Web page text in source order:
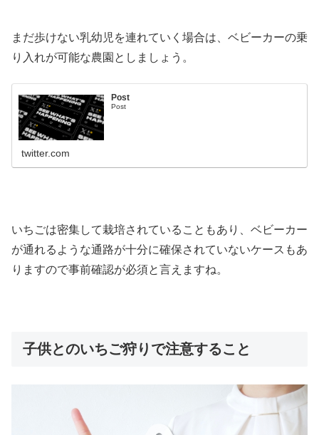
まだ歩けない乳幼児を連れていく場合は、ベビーカーの乗
り入れが可能な農園としましょう。
Post
Post
twitter.com
いちごは密集して栽培されていることもあり、ベビーカー
が通れるような通路が十分に確保されていないケースもあ
りますので事前確認が必須と言えますね。
子供とのいちご狩りで注意すること